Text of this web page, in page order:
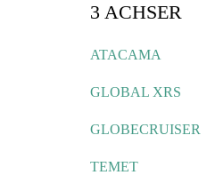
3 ACHSER
ATACAMA
GLOBAL XRS
GLOBECRUISER
TEMET